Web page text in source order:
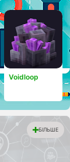
Voidloop
БІЛЬШЕ